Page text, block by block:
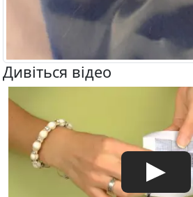
Дивіться відео